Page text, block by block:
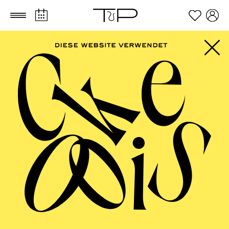
Zum Hauptinhalt springen Zum Footer springen
Blickpunkt Aalto
Einführungen
Zu ausgewählten Inszenierungen in der Oper und im
Ballett bieten wir Ihnen vor Beginn einiger
Vorstellungen eine informative Einführung.
Einführung „zum Anfassen“